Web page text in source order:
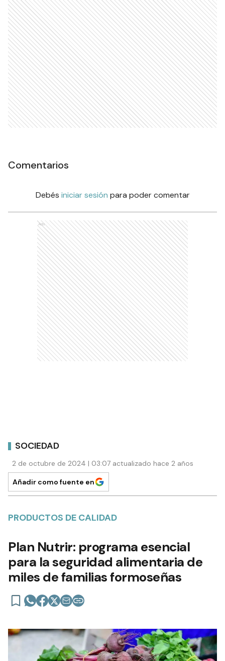
Comentarios
Debés iniciar sesión para poder comentar
Ads
SOCIEDAD
2 de octubre de 2024 | 03:07 actualizado hace 2 años
Añadir como fuente en
PRODUCTOS DE CALIDAD
Plan Nutrir: programa esencial
para la seguridad alimentaria de
miles de familias formoseñas